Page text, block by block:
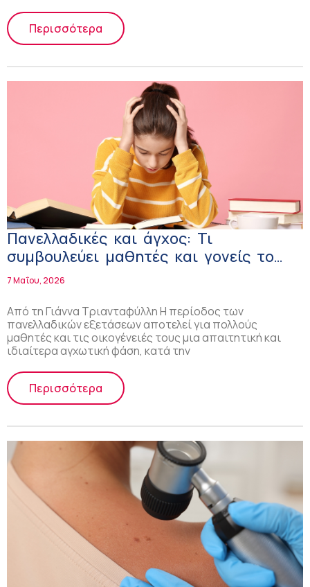
Περισσότερα
Πανελλαδικές και άγχος: Τι
συμβουλεύει μαθητές και γονείς το
«Μαζί για το Παιδί»
7 Μαΐου, 2026
Από τη Γιάννα Τριανταφύλλη Η περίοδος των
πανελλαδικών εξετάσεων αποτελεί για πολλούς
μαθητές και τις οικογένειές τους μια απαιτητική και
ιδιαίτερα αγχωτική φάση, κατά την
Περισσότερα